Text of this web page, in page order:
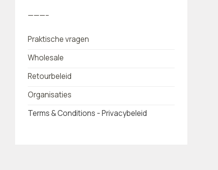
Praktische vragen
Wholesale
Retourbeleid
Organisaties
Terms & Conditions - Privacybeleid
———–